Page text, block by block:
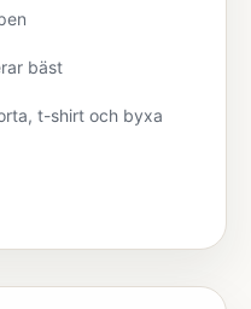
bäst
t-shirt och byxa